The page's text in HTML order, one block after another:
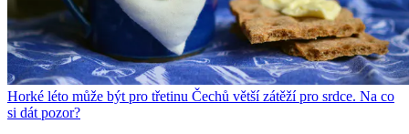
Horké léto může být pro třetinu Čechů větší zátěží pro srdce. Na co
si dát pozor?